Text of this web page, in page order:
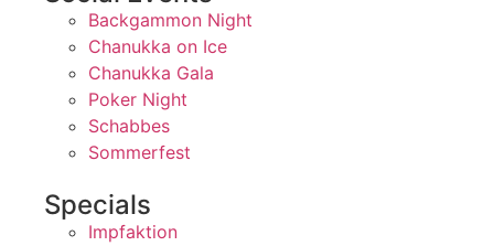
Backgammon Night
Chanukka on Ice
Chanukka Gala
Poker Night
Schabbes
Sommerfest
Specials
Impfaktion